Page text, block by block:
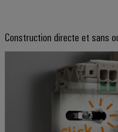
4 mm² - Blocs de jonction
2,5 mm² – Blocs de jonction
2,5 mm² - blocs de jonction multi-
10 mm² - Bornes traversantes
16 mm² - Bornes traversantes
6 mm² - Bornes traversantes
Construction directe et sans